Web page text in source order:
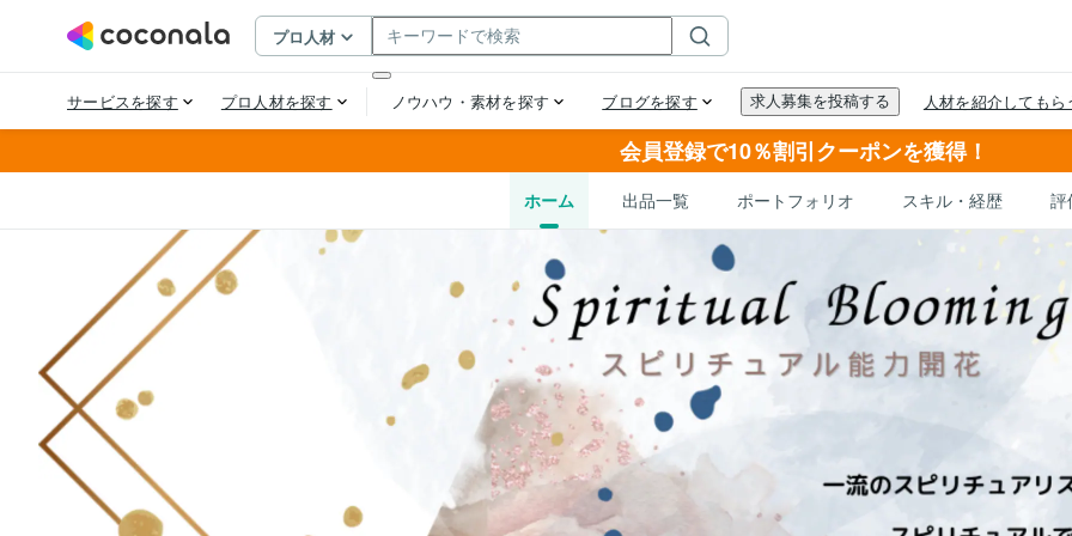
会員登録で10％割引クーポンを獲得！
ホーム 出品一覧 ポートフォリオ スキル・経歴 評